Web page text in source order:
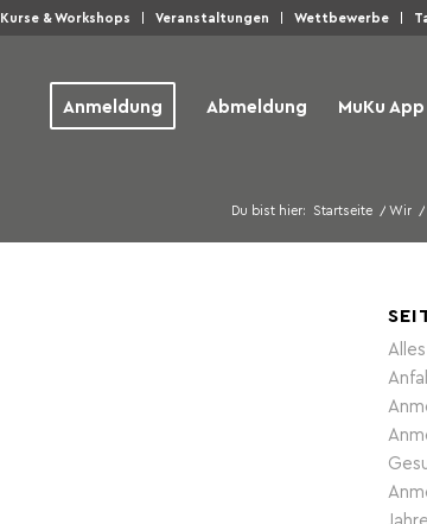
Kurse & Workshops Veranstaltungen Wettbewerbe
Anmeldung Abmeldung MuKu App
Du bist hier: Startseite / Wir /